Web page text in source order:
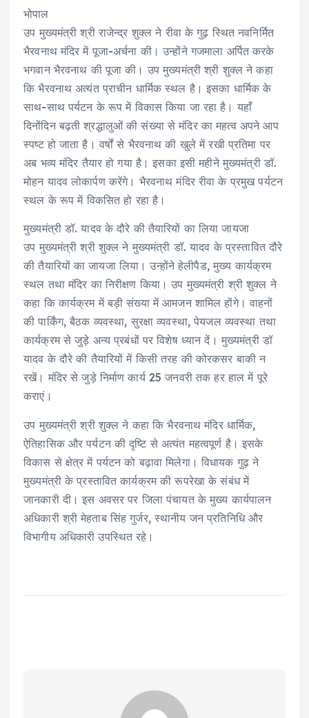
भोपाल
उप मुख्यमंत्री श्री राजेन्द्र शुक्ल ने रीवा के गुढ़ स्थित नवनिर्मित
भैरवनाथ मंदिर में पूजा-अर्चना की। उन्होंने गजमाला अर्पित करके
भगवान भैरवनाथ की पूजा की। उप मुख्यमंत्री श्री शुक्ल ने कहा
कि भैरवनाथ अत्यंत प्राचीन धार्मिक स्थल है। इसका धार्मिक के
साथ-साथ पर्यटन के रूप में विकास किया जा रहा है। यहाँ
दिनोंदिन बढ़ती श्रद्धालुओं की संख्या से मंदिर का महत्व अपने आप
स्पष्ट हो जाता है। वर्षों से भैरवनाथ की खुले में रखी प्रतिमा पर
अब भव्य मंदिर तैयार हो गया है। इसका इसी महीने मुख्यमंत्री डॉ.
मोहन यादव लोकार्पण करेंगे। भैरवनाथ मंदिर रीवा के प्रमुख पर्यटन
स्थल के रूप में विकसित हो रहा है।
मुख्यमंत्री डॉ. यादव के दौरे की तैयारियों का लिया जायजा
उप मुख्यमंत्री श्री शुक्ल ने मुख्यमंत्री डॉ. यादव के प्रस्तावित दौरे
की तैयारियों का जायजा लिया। उन्होंने हेलीपैड, मुख्य कार्यक्रम
स्थल तथा मंदिर का निरीक्षण किया। उप मुख्यमंत्री श्री शुक्ल ने
कहा कि कार्यक्रम में बड़ी संख्या में आमजन शामिल होंगे। वाहनों
की पार्किंग, बैठक व्यवस्था, सुरक्षा व्यवस्था, पेयजल व्यवस्था तथा
कार्यक्रम से जुड़े अन्य प्रबंधों पर विशेष ध्यान दें। मुख्यमंत्री डॉ
यादव के दौरे की तैयारियों में किसी तरह की कोरकसर बाकी न
रखें। मंदिर से जुड़े निर्माण कार्य 25 जनवरी तक हर हाल में पूरे
कराएं।
उप मुख्यमंत्री श्री शुक्ल ने कहा कि भैरवनाथ मंदिर धार्मिक,
ऐतिहासिक और पर्यटन की दृष्टि से अत्यंत महत्वपूर्ण है। इसके
विकास से क्षेत्र में पर्यटन को बढ़ावा मिलेगा। विधायक गुढ़ ने
मुख्यमंत्री के प्रस्तावित कार्यक्रम की रूपरेखा के संबंध में
जानकारी दी। इस अवसर पर जिला पंचायत के मुख्य कार्यपालन
अधिकारी श्री मेहताब सिंह गुर्जर, स्थानीय जन प्रतिनिधि और
विभागीय अधिकारी उपस्थित रहे।